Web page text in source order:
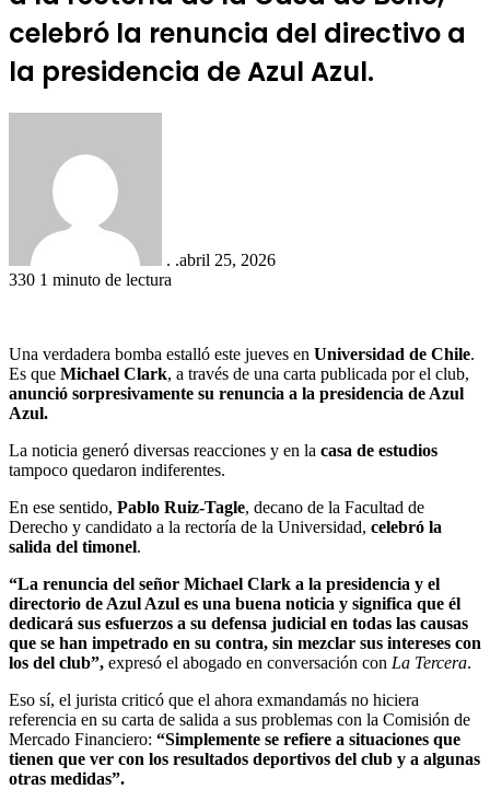
celebró la renuncia del directivo a
la presidencia de Azul Azul.
. .abril 25, 2026
330 1 minuto de lectura
Una verdadera bomba estalló este jueves en Universidad de Chile.
Es que Michael Clark, a través de una carta publicada por el club,
anunció sorpresivamente su renuncia a la presidencia de Azul
Azul.
La noticia generó diversas reacciones y en la casa de estudios
tampoco quedaron indiferentes.
En ese sentido, Pablo Ruiz-Tagle, decano de la Facultad de
Derecho y candidato a la rectoría de la Universidad, celebró la
salida del timonel.
“La renuncia del señor Michael Clark a la presidencia y el
directorio de Azul Azul es una buena noticia y significa que él
dedicará sus esfuerzos a su defensa judicial en todas las causas
que se han impetrado en su contra, sin mezclar sus intereses con
los del club”, expresó el abogado en conversación con La Tercera.
Eso sí, el jurista criticó que el ahora exmandamás no hiciera
referencia en su carta de salida a sus problemas con la Comisión de
Mercado Financiero: “Simplemente se refiere a situaciones que
tienen que ver con los resultados deportivos del club y a algunas
otras medidas”.